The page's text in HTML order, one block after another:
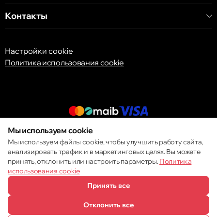
Контакты
Настройки cookie
Политика использования cookie
© 2013 – 2026 ECOM
Мы используем cookie
Мы используем файлы cookie, чтобы улучшить работу сайта,
анализировать трафик и в маркетинговых целях. Вы можете
принять, отклонить или настроить параметры.Политика
использования cookie
Принять все
Отклонить все